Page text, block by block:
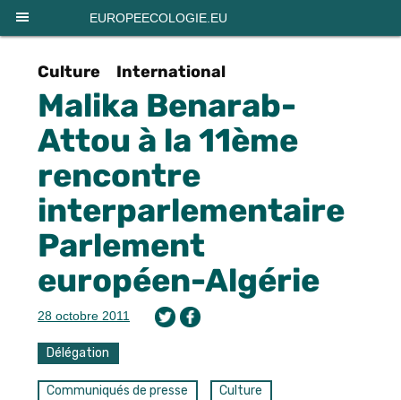
EUROPEECOLOGIE.EU
Culture International
Malika Benarab-
Attou à la 11ème
rencontre
interparlementaire
Parlement
européen-Algérie
28 octobre 2011
Délégation
Communiqués de presse
Culture